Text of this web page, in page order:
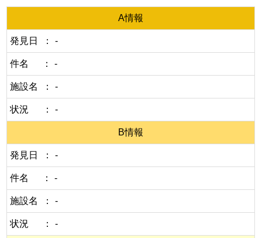
A情報
発見日 -
件名 -
施設名 -
状況 -
B情報
発見日 -
件名 -
施設名 -
状況 -